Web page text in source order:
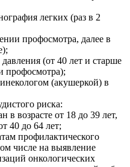
легких (раз в 2
профосмотра, далее в
(от 40 лет и старше
профосмотра);
(акушеркой) в
риска:
в возрасте от 18 до 39 лет,
40 до 64 лет;
профилактического
числе на выявление
онкологических